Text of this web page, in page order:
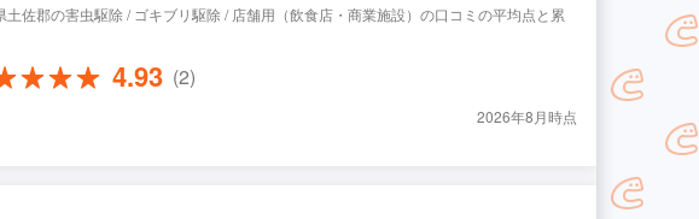
土佐郡の害虫駆除 / ゴキブリ駆除 / 店舗用（飲食店・商業施設）の口コミの平均点と累
4.93 (2)
2026年8月時点